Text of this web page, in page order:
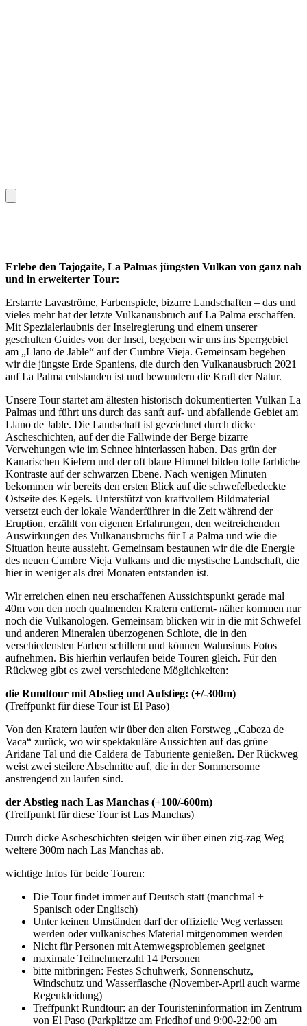
Erlebe den Tajogaite, La Palmas jüngsten Vulkan von ganz nah
und in erweiterter Tour:
Erstarrte Lavaströme, Farbenspiele, bizarre Landschaften – das und
vieles mehr hat der letzte Vulkanausbruch auf La Palma erschaffen.
Mit Spezialerlaubnis der Inselregierung und einem unserer
geschulten Guides von der Insel, begeben wir uns ins Sperrgebiet
am „Llano de Jable“ auf der Cumbre Vieja. Gemeinsam begehen
wir die jüngste Erde Spaniens, die durch den Vulkanausbruch 2021
auf La Palma entstanden ist und bewundern die Kraft der Natur.
Unsere Tour startet am ältesten historisch dokumentierten Vulkan La
Palmas und führt uns durch das sanft auf- und abfallende Gebiet am
Llano de Jable. Die Landschaft ist gezeichnet durch dicke
Ascheschichten, auf der die Fallwinde der Berge bizarre
Verwehungen wie im Schnee hinterlassen haben. Das grün der
Kanarischen Kiefern und der oft blaue Himmel bilden tolle farbliche
Kontraste auf der schwarzen Ebene. Nach wenigen Minuten
bekommen wir bereits den ersten Blick auf die schwefelbedeckte
Ostseite des Kegels. Unterstützt von kraftvollem Bildmaterial
versetzt euch der lokale Wanderführer in die Zeit während der
Eruption, erzählt von eigenen Erfahrungen, den weitreichenden
Auswirkungen des Vulkanausbruchs für La Palma und wie die
Situation heute aussieht. Gemeinsam bestaunen wir die die Energie
des neuen Cumbre Vieja Vulkans und die mystische Landschaft, die
hier in weniger als drei Monaten entstanden ist.
Wir erreichen einen neu erschaffenen Aussichtspunkt gerade mal
40m von den noch qualmenden Kratern entfernt- näher kommen nur
noch die Vulkanologen. Gemeinsam blicken wir in die mit Schwefel
und anderen Mineralen überzogenen Schlote, die in den
verschiedensten Farben schillern und können Wahnsinns Fotos
aufnehmen. Bis hierhin verlaufen beide Touren gleich. Für den
Rückweg gibt es zwei verschiedene Möglichkeiten:
die Rundtour mit Abstieg und Aufstieg: (+/-300m)
(Treffpunkt für diese Tour ist El Paso)
Von den Kratern laufen wir über den alten Forstweg „Cabeza de
Vaca“ zurück, wo wir spektakuläre Aussichten auf das grüne
Aridane Tal und die Caldera de Taburiente genießen. Der Rückweg
weist zwei steilere Abschnitte auf, die in der Sommersonne
anstrengend zu laufen sind.
der Abstieg nach Las Manchas (+100/-600m)
(Treffpunkt für diese Tour ist Las Manchas)
Durch dicke Ascheschichten steigen wir über einen zig-zag Weg
weitere 300m nach Las Manchas ab.
wichtige Infos für beide Touren:
Die Tour findet immer auf Deutsch statt (manchmal +
Spanisch oder Englisch)
Unter keinen Umständen darf der offizielle Weg verlassen
werden oder vulkanisches Material mitgenommen werden
Nicht für Personen mit Atemwegsproblemen geeignet
maximale Teilnehmerzahl 14 Personen
bitte mitbringen: Festes Schuhwerk, Sonnenschutz,
Windschutz und Wasserflasche (November-April auch warme
Regenkleidung)
Treffpunkt Rundtour: an der Touristeninformation im Zentrum
von El Paso (Parkplätze am Friedhof und 9:00-22:00 am